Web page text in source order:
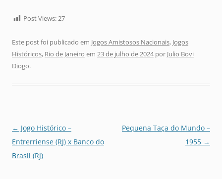
Post Views:27
Este post foi publicado em Jogos Amistosos Nacionais, Jogos
Históricos, Rio de Janeiro em 23 de julho de 2024por Julio Bovi
Diogo.
Navegação
de
posts
← Jogo Histórico –
Entrerriense (RJ) x Banco do
Brasil (RJ)
Pequena Taça do Mundo –
1955 →